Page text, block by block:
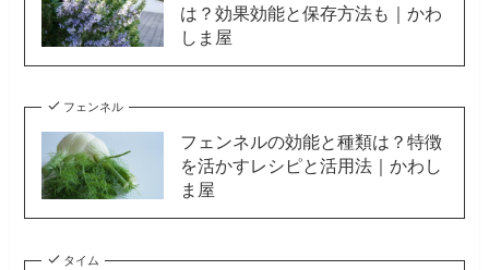
は？効果効能と保存方法も｜かわ
しま屋
フェンネル
フェンネルの効能と種類は？特徴
を活かすレシピと活用法｜かわし
ま屋
タイム